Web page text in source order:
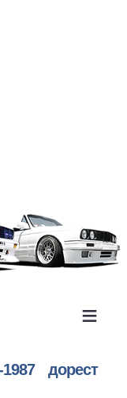
дорест